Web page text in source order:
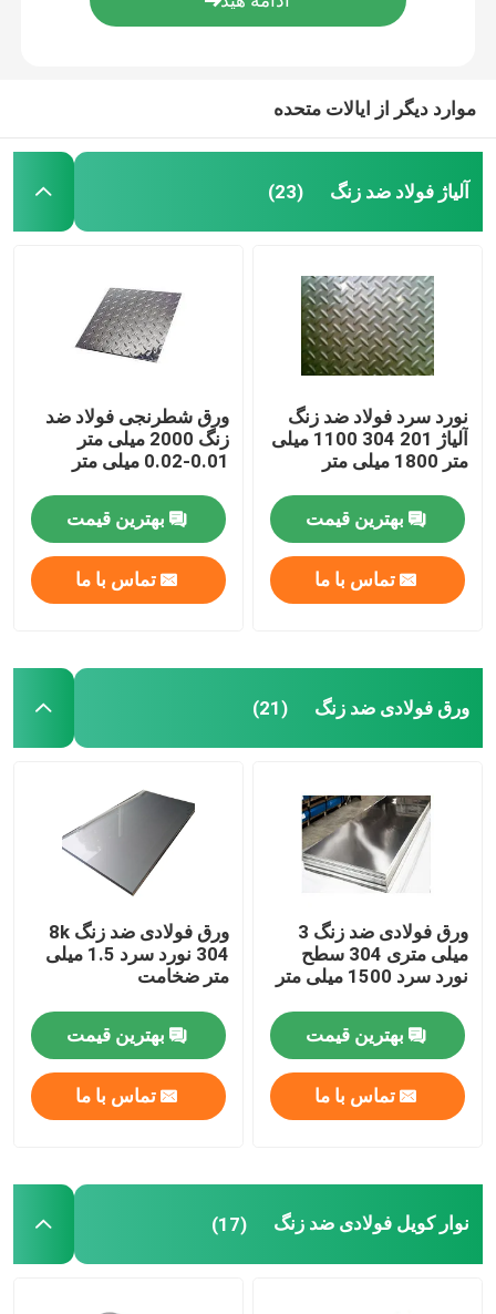
کنترل کیفیت
با ما تماس بگیرید
درخواست نقل قول
آلیاژ فولاد ضد زنگ
نوار کویل فولادی ضد زنگ
میله استیل ضد زنگ
رول سیم فولادی ضد زنگ
کویل فولادی آلیاژی
نوار فولادی آلیاژی
میله فولادی آلیاژی
لوله فولادی آلیاژی
موارد دیگر از ایالات متحده
آلیاژ فولاد ضد زنگ (23)
نورد سرد فولاد ضد زنگ
آلیاژ 201 304 1100 میلی
متر 1800 میلی متر
بهترین قیمت
تماس با ما
ورق شطرنجی فولاد ضد
زنگ 2000 میلی متر
0.01-0.02 میلی متر
بهترین قیمت
تماس با ما
ورق فولادی ضد زنگ (21)
ورق فولادی ضد زنگ 3
میلی متری 304 سطح
نورد سرد 1500 میلی متر
بهترین قیمت
تماس با ما
ورق فولادی ضد زنگ 8k
304 نورد سرد 1.5 میلی
متر ضخامت
بهترین قیمت
تماس با ما
نوار کویل فولادی ضد زنگ (17)